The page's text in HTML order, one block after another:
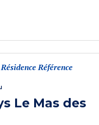
Référence
Le Mas des